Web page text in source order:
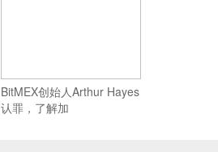
BitMEX创始人Arthur Hayes
认罪，了解加